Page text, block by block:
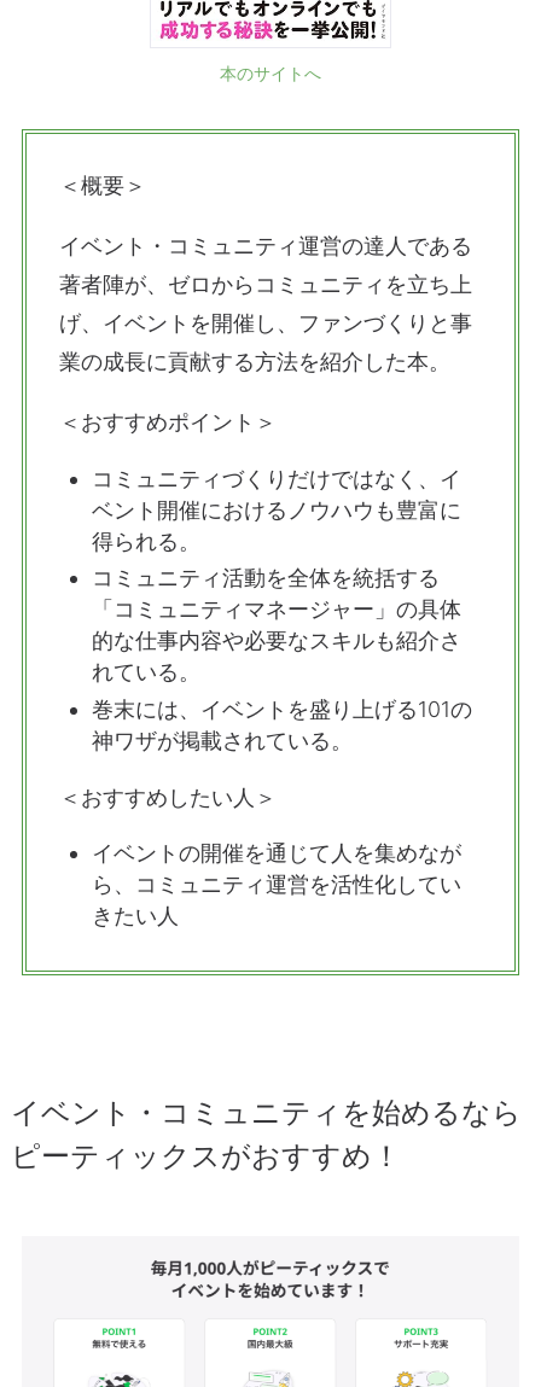
本のサイトへ
＜概要＞
イベント・コミュニティ運営の達人である
著者陣が、ゼロからコミュニティを立ち上
げ、イベントを開催し、ファンづくりと事
業の成長に貢献する方法を紹介した本。
＜おすすめポイント＞
コミュニティづくりだけではなく、イ
ベント開催におけるノウハウも豊富に
得られる。
コミュニティ活動を全体を統括する
「コミュニティマネージャー」の具体
的な仕事内容や必要なスキルも紹介さ
れている。
巻末には、イベントを盛り上げる101の
神ワザが掲載されている。
＜おすすめしたい人＞
イベントの開催を通じて人を集めなが
ら、コミュニティ運営を活性化してい
きたい人
イベント・コミュニティを始めるなら
ピーティックスがおすすめ！